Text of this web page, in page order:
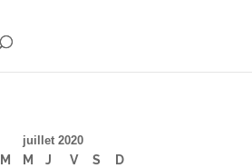
juillet 2020
M M J V S
D